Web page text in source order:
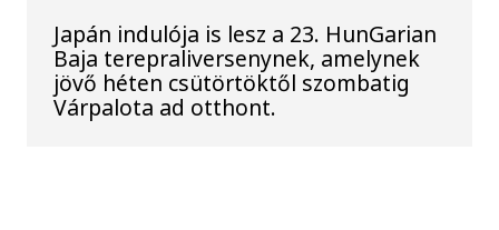
Japán indulója is lesz a 23. HunGarian
Baja terepraliversenynek, amelynek
jövő héten csütörtöktől szombatig
Várpalota ad otthont.